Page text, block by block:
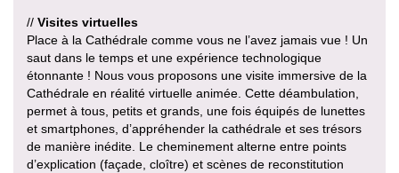
// Visites virtuelles
Place à la Cathédrale comme vous ne l’avez jamais vue ! Un
saut dans le temps et une expérience technologique
étonnante ! Nous vous proposons une visite immersive de la
Cathédrale en réalité virtuelle animée. Cette déambulation,
permet à tous, petits et grands, une fois équipés de lunettes
et smartphones, d’appréhender la cathédrale et ses trésors
de manière inédite. Le cheminement alterne entre points
d’explication (façade, cloître) et scènes de reconstitution